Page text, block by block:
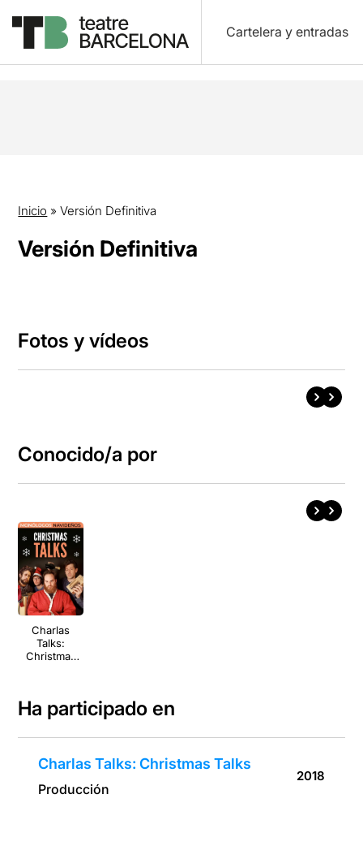
Cartelera y entradas
Inicio »Versión Definitiva
Versión Definitiva
Fotos y vídeos
Conocido/a por
Charlas
Talks:
Christmas
Ha participado en
Charlas Talks: Christmas Talks
Producción
2018